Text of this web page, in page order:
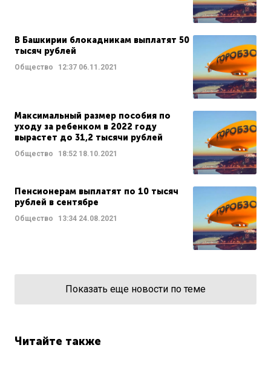
В Башкирии блокадникам выплатят 50
тысяч рублей
Общество 12:37 06.11.2021
Максимальный размер пособия по
уходу за ребенком в 2022 году
вырастет до 31,2 тысячи рублей
Общество 18:52 18.10.2021
Пенсионерам выплатят по 10 тысяч
рублей в сентябре
Общество 13:34 24.08.2021
Показать еще новости по теме
Читайте также